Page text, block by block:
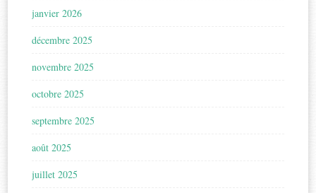
janvier 2026
décembre 2025
novembre 2025
octobre 2025
septembre 2025
août 2025
juillet 2025